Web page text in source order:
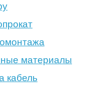
материалы
кабель